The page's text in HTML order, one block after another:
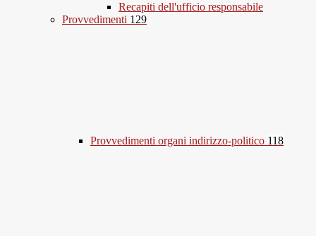
Recapiti dell'ufficio responsabile
Provvedimenti 129
Provvedimenti organi indirizzo-politico 118